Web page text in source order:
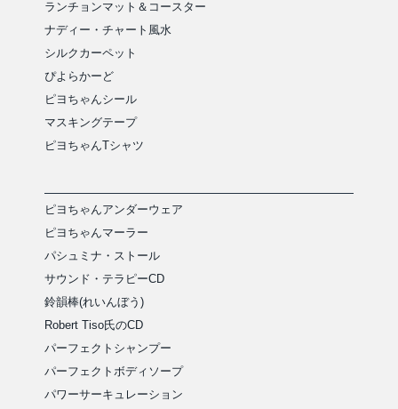
ランチョンマット＆コースター
ナディー・チャート風水
シルクカーペット
ぴよらかーど
ピヨちゃんシール
マスキングテープ
ピヨちゃんTシャツ
ピヨちゃんアンダーウェア
ピヨちゃんマーラー
パシュミナ・ストール
サウンド・テラピーCD
鈴韻棒(れいんぼう)
Robert Tiso氏のCD
パーフェクトシャンプー
パーフェクトボディソープ
パワーサーキュレーション